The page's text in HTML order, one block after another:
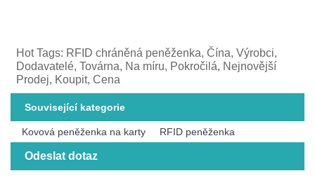
Hot Tags: RFID chráněná peněženka, Čína, Výrobci,
Dodavatelé, Továrna, Na míru, Pokročilá, Nejnovější
Prodej, Koupit, Cena
Související kategorie
Kovová peněženka na karty RFID peněženka
Odeslat dotaz